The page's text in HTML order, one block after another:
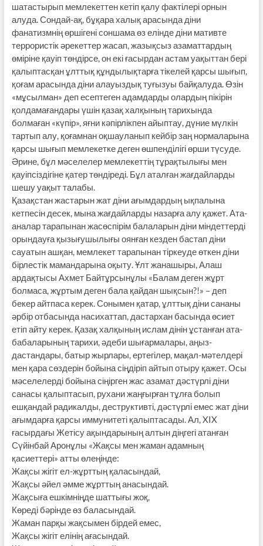
шатастырып мемлекеттен кетіп қалу фактілері орнын
алуда. Сондай-ақ, бұқара халық арасында діни
фанатизмнің өршігені соншама өз елінде діни мативте
террористік әрекеттер жасап, жазықсыз азаматтардың
өміріне қауіп төндірсе, он екі ғасырдан астам уақыттан бері
қалыптасқан ұлттық құндылықтарға тікелей қарсы шығып,
қоғам арасында діни алауыздық туғызуы байқалуда. Өзін
«мұсылман» деп есептеген адамдарды олардың пікірін
қолдамағандары үшін қазақ халқының тарихында
болмаған «күпір», яғни кәпірлікпен айыптау, дүние мүлкін
тартып алу, қоғамнан оқшауланып кейбір заң нормаларына
қарсы шығып мемлекетке деген өшпенділігі өрши түсуде.
Әрине, бұл мәселелер мемлекеттің тұрақтылығы мен
қауіпсіздігіне қатер төндіреді. Бұл аталған жағдайларды
шешу уақыт талабы.
Қазақстан жастарын жат діни ағымдардың ықпалына
кетпесін десек, мына жағдайларды назарға алу қажет. Ата-
аналар тарапынан жасөспірім балаларын діни міндеттерді
орындауға қызығушылығы оянған кезден бастап діни
сауатын ашқан, мемлекет тарапынан тіркеуде өткен діни
бірлестік мамандарына оқыту. Ұлт жанашыры, Алаш
ардақтысы Ахмет Байтұрсынұлы «Балам деген жұрт
болмаса, жұртым деген бала қайдан шықсын?!» – деп
бекер айтпаса керек. Сонымен қатар, ұлттық діни сананы
әрбір отбасында насихаттап, дастархан басында өсиет
етіп айту керек. Қазақ халқының ислам дінін ұстанған ата-
бабаларының тарихи, әдеби шығармалары, аңыз-
дастандары, батыр жырлары, ертегілер, мақал-мәтелдері
мен қара сөздерін бойына сіңдіріп айтып отыру қажет. Осы
мәселелерді бойына сіңірген жас азамат дәстүрлі діни
санасы қалыптасып, рухани жаңғырған тұлға болып
ешқандай радикалды, деструктивті, дәстүрлі емес жат діни
ағымдарға қарсы иммунитеті қалыптасады. Ал, XIX
ғасырдағы Жетісу ақындарының алтын діңгегі атанған
Сүйінбай Аронұлы «Жақсы мен жаман адамның
қасиеттері» атты өлеңінде:
Жақсы жігіт ел-жұрттың қаласындай,
Жақсы әйел әмме жұрттың анасындай.
Жақсыға ешкімніңде шаттығы жоқ,
Көреді бәрінде өз баласындай.
Жаман парқы жақсымен бірдей емес,
Жақсы жігіт елінің ағасындай.